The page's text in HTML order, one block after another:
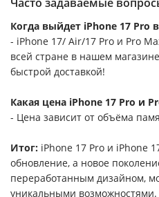
Когда выйдет iPhone 17 Pro
- iPhone 17/ Air/17 Pro и Pro
всей стране в нашем
быстрой доставкой!
Какая цена iPhone 17 Pro и
- Цена зависит от объёма
Итог: iPhone 17 Pro и iPhone
обновление, а новое
переработанным дизайном,
уникальными возможностями.